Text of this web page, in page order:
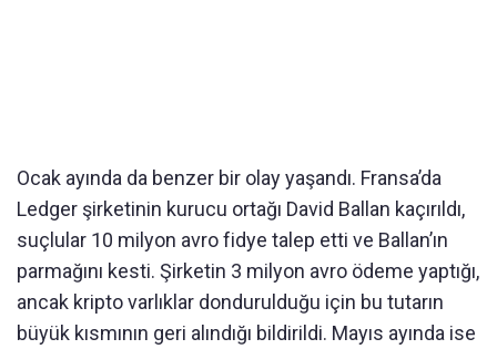
Ocak ayında da benzer bir olay yaşandı. Fransa’da
Ledger şirketinin kurucu ortağı David Ballan kaçırıldı,
suçlular 10 milyon avro fidye talep etti ve Ballan’ın
parmağını kesti. Şirketin 3 milyon avro ödeme yaptığı,
ancak kripto varlıklar dondurulduğu için bu tutarın
büyük kısmının geri alındığı bildirildi. Mayıs ayında ise